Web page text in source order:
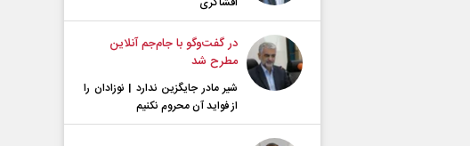
در گفت‌و‌گو با جام‌جم آنلاین
مطرح شد
شیر مادر جایگزین ندارد | نوزادان را
از فواید آن محروم نکنیم